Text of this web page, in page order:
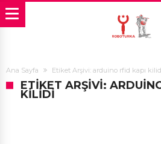
Ana Sayfa Etiket Arşivi: arduino rfid kapı
ETIKET ARŞIVI:
KILIDI